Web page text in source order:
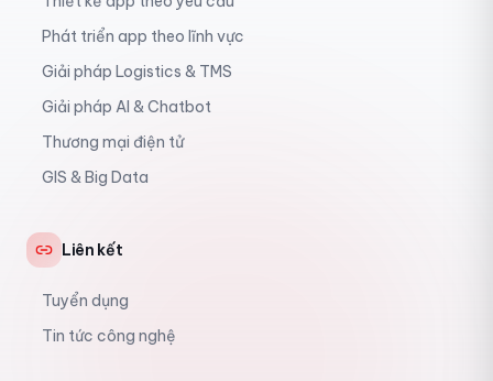
Phát triển app theo lĩnh vực
Giải pháp Logistics & TMS
Giải pháp AI & Chatbot
Thương mại điện tử
GIS & Big Data
Liên kết
Tuyển dụng
Tin tức công nghệ